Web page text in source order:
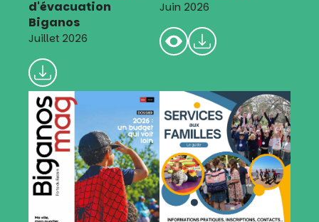
d'évacuation
Biganos
Juillet 2026
Juin 2026